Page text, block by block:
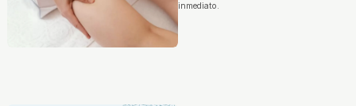
inmediato.